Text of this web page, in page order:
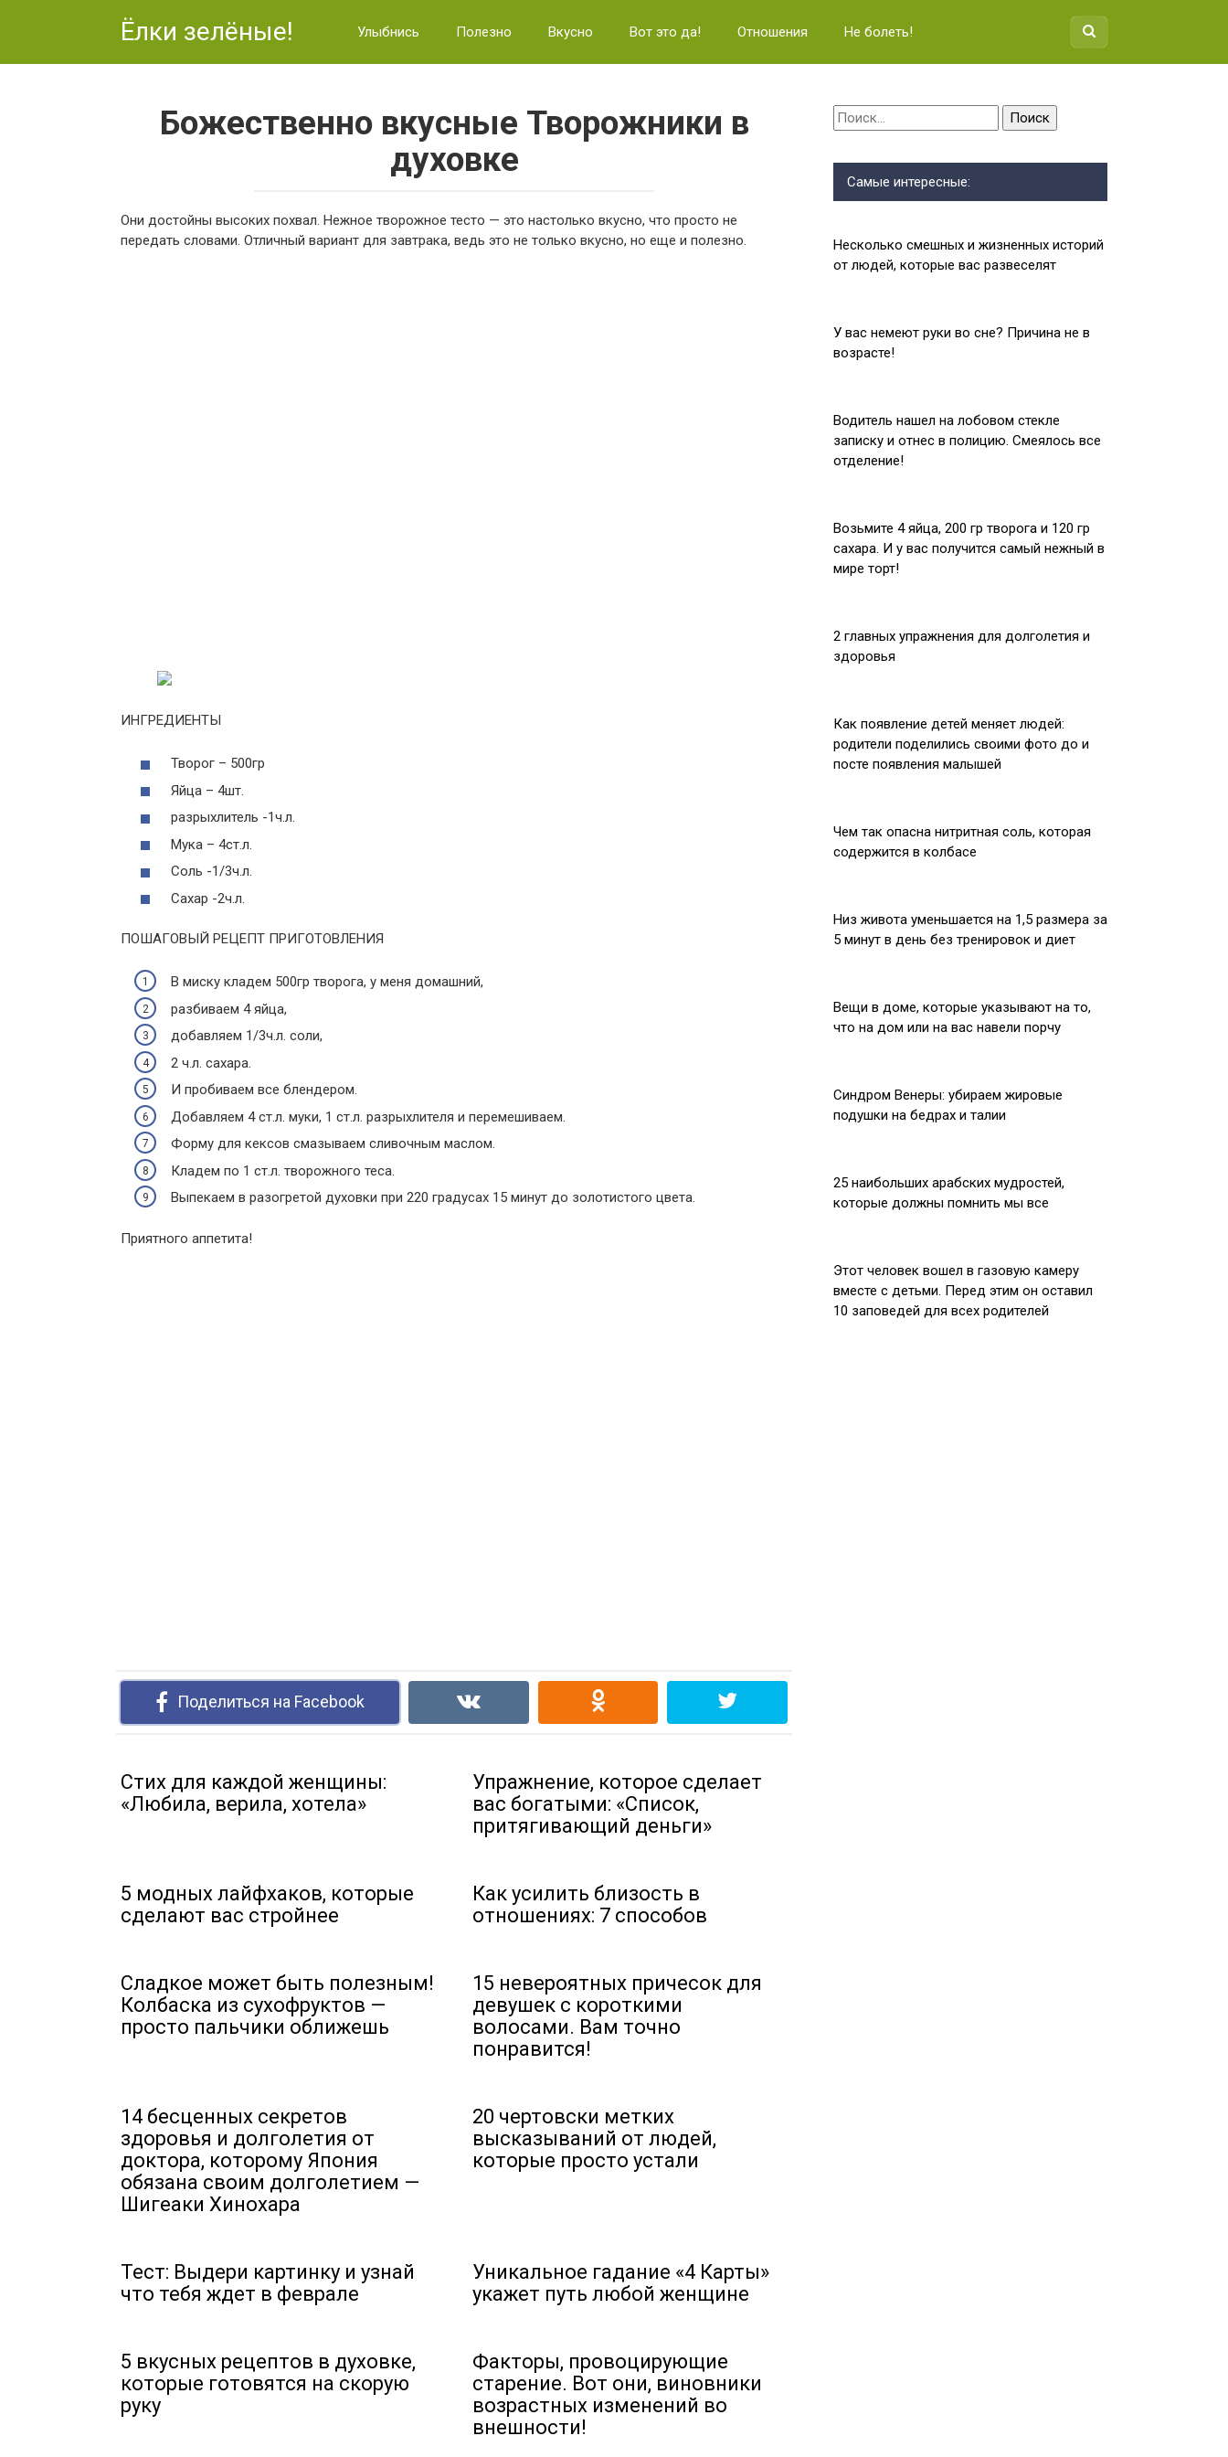
Ёлки зелёные! Улыбнись Полезно Вкусно Вот это да! Отношения Не болеть!
Божественно вкусные Творожники в
духовке
Они достойны высоких похвал. Нежное творожное тесто — это настолько вкусно, что просто не
передать словами. Отличный вариант для завтрака, ведь это не только вкусно, но еще и полезно.
ИНГРЕДИЕНТЫ
Творог – 500гр
Яйца – 4шт.
разрыхлитель -1ч.л.
Мука – 4ст.л.
Соль -1/3ч.л.
Сахар -2ч.л.
ПОШАГОВЫЙ РЕЦЕПТ ПРИГОТОВЛЕНИЯ
В миску кладем 500гр творога, у меня домашний,
разбиваем 4 яйца,
добавляем 1/3ч.л. соли,
2 ч.л. сахара.
И пробиваем все блендером.
Добавляем 4 ст.л. муки, 1 ст.л. разрыхлителя и перемешиваем.
Форму для кексов смазываем сливочным маслом.
Кладем по 1 ст.л. творожного теса.
Выпекаем в разогретой духовки при 220 градусах 15 минут до золотистого цвета.
Приятного аппетита!
Поделиться на Facebook
Стих для каждой женщины:
«Любила, верила, хотела»
Упражнение, которое сделает
вас богатыми: «Список,
притягивающий деньги»
5 модных лайфхаков, которые
сделают вас стройнее
Как усилить близость в
отношениях: 7 способов
Сладкое может быть полезным!
Колбаска из сухофруктов —
просто пальчики оближешь
15 невероятных причесок для
девушек с короткими
волосами. Вам точно
понравится!
14 бесценных секретов
здоровья и долголетия от
доктора, которому Япония
обязана своим долголетием —
Шигеаки Хинохара
20 чертовски метких
высказываний от людей,
которые просто устали
Тест: Выдери картинку и узнай
что тебя ждет в феврале
Уникальное гадание «4 Карты»
укажет путь любой женщине
5 вкусных рецептов в духовке,
которые готовятся на скорую
руку
Факторы, провоцирующие
старение. Вот они, виновники
возрастных изменений во
внешности!
Найти:
Самые интересные:
Несколько смешных и жизненных историй
от людей, которые вас развеселят
У вас немеют руки во сне? Причина не в
возрасте!
Водитель нашел на лобовом стекле
записку и отнес в полицию. Смеялось все
отделение!
Возьмите 4 яйца, 200 гр творога и 120 гр
сахара. И у вас получится самый нежный в
мире торт!
2 главных упражнения для долголетия и
здоровья
Как появление детей меняет людей:
родители поделились своими фото до и
посте появления малышей
Чем так опасна нитритная соль, которая
содержится в колбасе
Низ живота уменьшается на 1,5 размера за
5 минут в день без тренировок и диет
Вещи в доме, которые указывают на то,
что на дом или на вас навели порчу
Синдром Венеры: убираем жировые
подушки на бедрах и талии
25 наибольших арабских мудростей,
которые должны помнить мы все
Этот человек вошел в газовую камеру
вместе с детьми. Перед этим он оставил
10 заповедей для всех родителей